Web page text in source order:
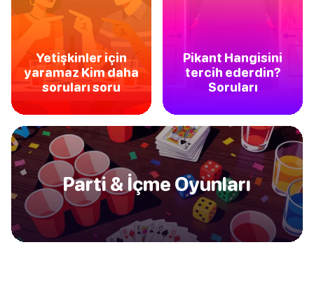
Yetişkinler için
yaramaz Kim daha
soruları soru
Pikant Hangisini
tercih ederdin?
Soruları
Parti & İçme Oyunları